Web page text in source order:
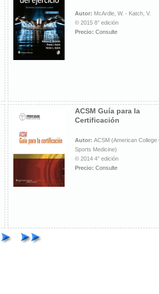
Autor: McArdle, W. - Katch, V.
© 2015 8° edición
Precio: Consulte
ACSM Guía para la
Certificación
Autor: ACSM (American College
Sports Medicine)
© 2014 4° edición
Precio: Consulte